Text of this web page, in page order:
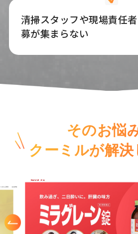
清掃スタッフや現場責任
募が集まらない
そのお悩み
クーミルが解決